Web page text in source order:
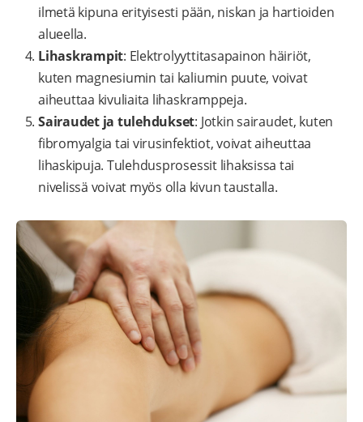
ilmetä kipuna erityisesti pään, niskan ja hartioiden
alueella.
Lihaskrampit: Elektrolyyttitasapainon häiriöt,
kuten magnesiumin tai kaliumin puute, voivat
aiheuttaa kivuliaita lihaskramppeja.
Sairaudet ja tulehdukset: Jotkin sairaudet, kuten
fibromyalgia tai virusinfektiot, voivat aiheuttaa
lihaskipuja. Tulehdusprosessit lihaksissa tai
nivelissä voivat myös olla kivun taustalla.